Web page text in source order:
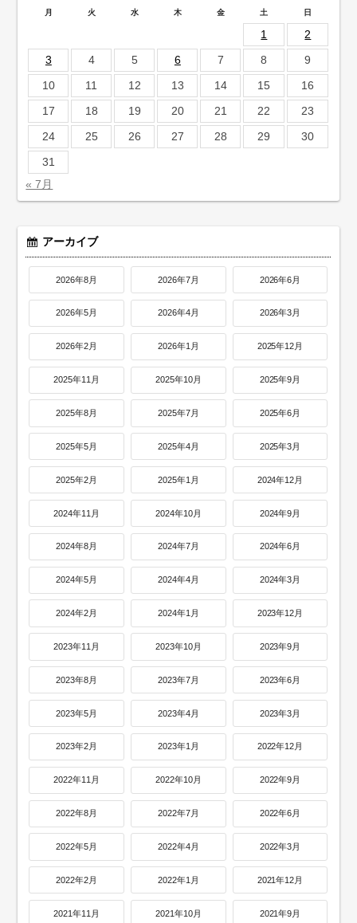
月 火 水 木 金 土 日
1
2
3
4 5 6 7 8
9
10
11 12 13 14 15
16
17
18 19 20 21 22
23
24
25 26 27 28 29
30
31
« 7月
アーカイブ
2026年8月 2026年7月 2026年6月
2026年5月 2026年4月 2026年3月
2026年2月 2026年1月 2025年12月
2025年11月 2025年10月 2025年9月
2025年8月 2025年7月 2025年6月
2025年5月 2025年4月 2025年3月
2025年2月 2025年1月 2024年12月
2024年11月 2024年10月 2024年9月
2024年8月 2024年7月 2024年6月
2024年5月 2024年4月 2024年3月
2024年2月 2024年1月 2023年12月
2023年11月 2023年10月 2023年9月
2023年8月 2023年7月 2023年6月
2023年5月 2023年4月 2023年3月
2023年2月 2023年1月 2022年12月
2022年11月 2022年10月 2022年9月
2022年8月 2022年7月 2022年6月
2022年5月 2022年4月 2022年3月
2022年2月 2022年1月 2021年12月
2021年11月 2021年10月 2021年9月